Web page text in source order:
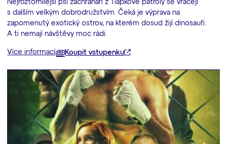
Nejroztomilejší psí záchranáři z Tlapkové patroly se vracejí
s dalším velkým dobrodružstvím. Čeká je výprava na
zapomenutý exotický ostrov, na kterém dosud žijí dinosauři.
A ti nemají návštěvy moc rádi.
Více informací Koupit vstupenku